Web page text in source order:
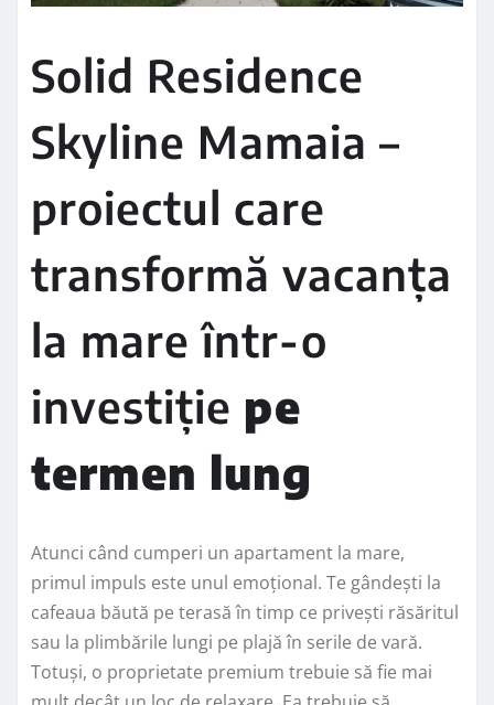
Solid Residence
Skyline Mamaia –
proiectul care
transformă vacanța
la mare într-o
investiție pe
termen lung
Atunci când cumperi un apartament la mare,
primul impuls este unul emoțional. Te gândești la
cafeaua băută pe terasă în timp ce privești răsăritul
sau la plimbările lungi pe plajă în serile de vară.
Totuși, o proprietate premium trebuie să fie mai